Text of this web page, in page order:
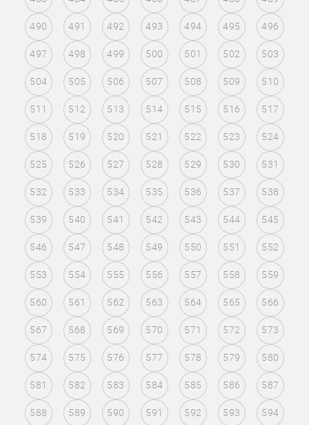
490 491 492 493 494 495 496
497 498 499 500 501 502 503
504 505 506 507 508 509 510
511 512 513 514 515 516 517
518 519 520 521 522 523 524
525 526 527 528 529 530 531
532 533 534 535 536 537 538
539 540 541 542 543 544 545
546 547 548 549 550 551 552
553 554 555 556 557 558 559
560 561 562 563 564 565 566
567 568 569 570 571 572 573
574 575 576 577 578 579 580
581 582 583 584 585 586 587
588 589 590 591 592 593 594